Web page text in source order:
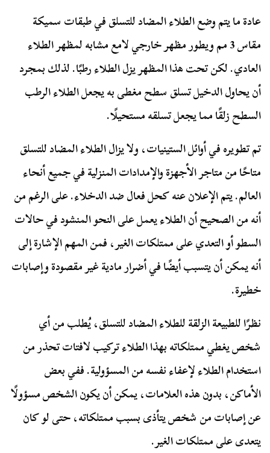
عادة ما يتم وضع الطلاء المضاد للتسلق في طبقات سميكة
مقاس 3 مم ويطور مظهر خارجي لامع مشابه لمظهر الطلاء
العادي. لكن تحت هذا المظهر يزل الطلاء رطبًا. لذلك بمجرد
أن يحاول الدخيل تسلق سطح مغطى به يجعل الطلاء الرطب
السطح زلقًا مما يجعل تسلقه مستحيلًا.
تم تطويره في أوائل الستينيات، ولا يزال الطلاء المضاد للتسلق
متاحًا من متاجر الأجهزة والإمدادات المنزلية في جميع أنحاء
العالم. يتم الإعلان عنه كحل فعال ضد الدخلاء. على الرغم من
أنه من الصحيح أن الطلاء يعمل على النحو المنشود في حالات
السطو أو التعدي على ممتلكات الغير، فمن المهم الإشارة إلى
أنه يمكن أن يتسبب أيضًا في أضرار مادية غير مقصودة وإصابات
خطيرة.
نظرًا للطبيعة الزلقة للطلاء المضاد للتسلق، يُطلب من أي
شخص يغطي ممتلكاته بهذا الطلاء تركيب لافتات تحذر من
استخدام الطلاء لإعفاء نفسه من المسؤولية. ففي بعض
الأماكن، بدون هذه العلامات، يمكن أن يكون الشخص مسؤولًا
عن إصابات من شخص يتأذى بسبب ممتلكاته، حتى لو كان
يتعدى على ممتلكات الغير.